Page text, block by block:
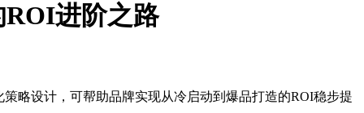
进阶之路
策略设计，可帮助品牌实现从冷启动到爆品打造的ROI稳步提